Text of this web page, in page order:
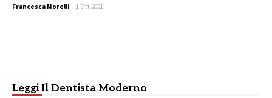
Francesca Morelli - 1 Ott 2021
Leggi Il Dentista Moderno